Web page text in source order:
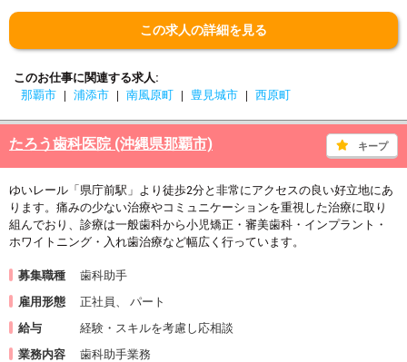
この求人の詳細を見る
このお仕事に関連する求人
那覇市
浦添市 南風原町 豊見城市 西原町
キープ
たろう歯科医院 (沖縄県那覇市)
ゆいレール「県庁前駅」より徒歩2分と非常にアクセスの良い好立地にあ
ります。痛みの少ない治療やコミュニケーションを重視した治療に取り
組んでおり、診療は一般歯科から小児矯正・審美歯科・インプラント・
ホワイトニング・入れ歯治療など幅広く行っています。
募集職種
歯科助手
雇用形態
正社員、 パート
給与
経験・スキルを考慮し応相談
業務内容
歯科助手業務